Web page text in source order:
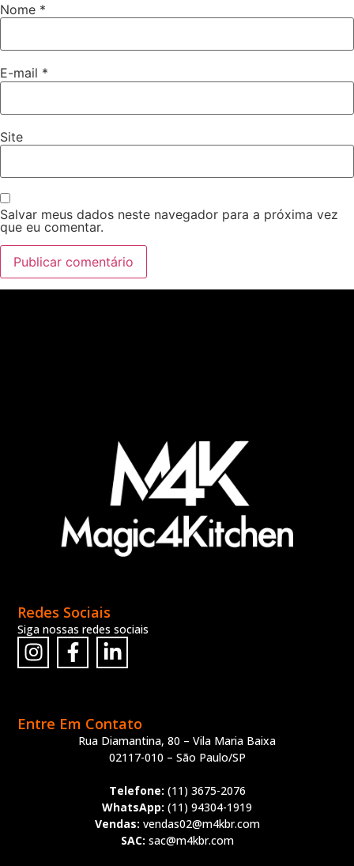
Nome *
E-mail *
Site
Salvar meus dados neste navegador para a próxima vez
que eu comentar.
Entre Em Contato
Rua Diamantina, 80 – Vila Maria Baixa
02117-010 – São Paulo/SP
Telefone: (11) 3675-2076
WhatsApp: (11) 94304-1919
Vendas: vendas02@m4kbr.com
SAC: sac@m4kbr.com
Redes Sociais
Siga nossas redes sociais